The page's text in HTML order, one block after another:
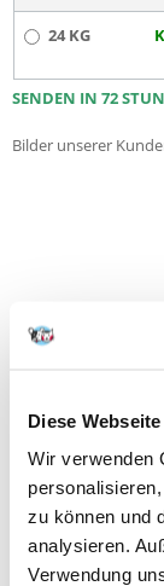
Diese
Wir verwenden
zu können und
analysieren.
Verwendung
24 KG
SENDEN IN 72
Bilder unserer
88%